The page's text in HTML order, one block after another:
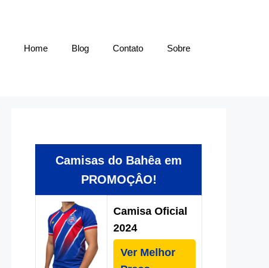
Home Blog Contato Sobre
Camisas do Bahêa em
PROMOÇÂO!
Camisa Oficial
2024
Ver Melhor